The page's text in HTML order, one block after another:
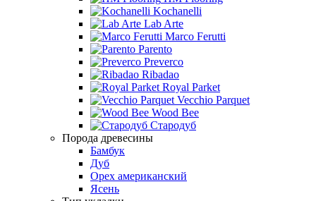
Kochanelli
Lab Arte
Marco Ferutti
Parento
Preverco
Ribadao
Royal Parket
Vecchio Parquet
Wood Bee
Стародуб
Порода древесины
Бамбук
Дуб
Орех американский
Ясень